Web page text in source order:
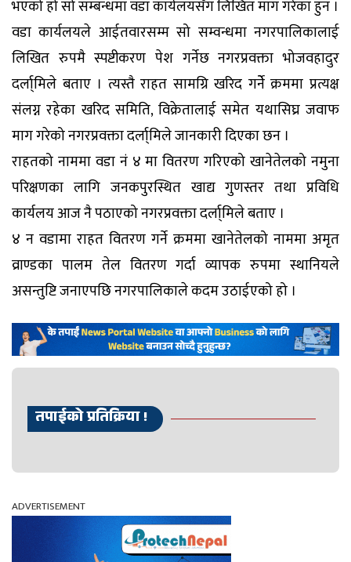
भएको हो सो सम्बन्धमा वडा कार्यलयसँग लिखित माग गरेका हुन ।
वडा कार्यलयले आईतवारसम्म सो सम्वन्धमा नगरपालिकालाई
लिखित रुपमै स्पष्टीकरण पेश गर्नेछ नगरप्रवक्ता भोजवहादुर
दर्ला्मिले बताए । त्यस्तै राहत सामग्रि खरिद गर्नेे क्रममा प्रत्यक्ष
संलग्न रहेका खरिद समिति, विक्रेतालाई समेत यथासिघ्र जवाफ
माग गरेको नगरप्रवक्ता दर्ला्मिले जानकारी दिएका छन ।
राहतको नाममा वडा नं ४ मा वितरण गरिएको खानेतेलको नमुना
परिक्षणका लागि जनकपुरस्थित खाद्य गुणस्तर तथा प्रविधि
कार्यलय आज नै पठाएको नगरप्रवक्ता दर्ला्मिले बताए ।
४ न वडामा राहत वितरण गर्ने क्रममा खानेतेलको नाममा अमृत
व्राण्डका पालम तेल वितरण गर्दा व्यापक रुपमा स्थानियले
असन्तुष्टि जनाएपछि नगरपालिकाले कदम उठाईएको हो ।
तपाईको प्रतिक्रिया !
ADVERTISEMENT